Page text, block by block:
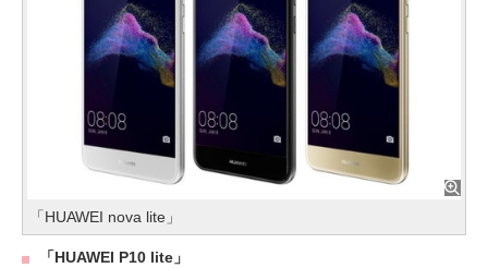
「HUAWEI nova lite」
「HUAWEI P10 lite」